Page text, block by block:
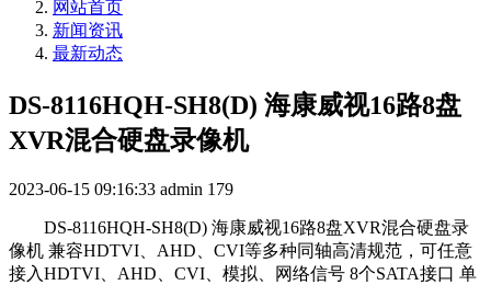
网站首页
新闻资讯
最新动态
DS-8116HQH-SH8(D) 海康威视16路8盘
XVR混合硬盘录像机
2023-06-15 09:16:33 admin 179
DS-8116HQH-SH8(D) 海康威视16路8盘XVR混合硬盘录
像机 兼容HDTVI、AHD、CVI等多种同轴高清规范，可任意
接入HDTVI、AHD、CVI、模拟、网络信号 8个SATA接口 单